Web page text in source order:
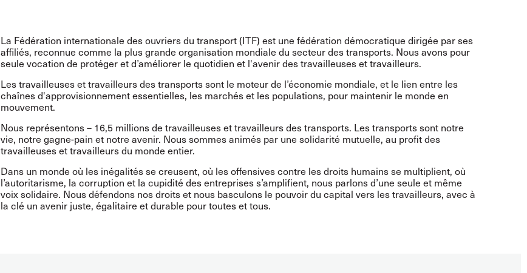
La Fédération internationale des ouvriers du transport (ITF) est une fédération démocratique dirigée par ses
affiliés, reconnue comme la plus grande organisation mondiale du secteur des transports. Nous avons pour
seule vocation de protéger et d’améliorer le quotidien et l'avenir des travailleuses et travailleurs.
Les travailleuses et travailleurs des transports sont le moteur de l’économie mondiale, et le lien entre les
chaînes d'approvisionnement essentielles, les marchés et les populations, pour maintenir le monde en
mouvement.
Nous représentons – 16,5 millions de travailleuses et travailleurs des transports. Les transports sont notre
vie, notre gagne-pain et notre avenir. Nous sommes animés par une solidarité mutuelle, au profit des
travailleuses et travailleurs du monde entier.
Dans un monde où les inégalités se creusent, où les offensives contre les droits humains se multiplient, où
l’autoritarisme, la corruption et la cupidité des entreprises s’amplifient, nous parlons d’une seule et même
voix solidaire. Nous défendons nos droits et nous basculons le pouvoir du capital vers les travailleurs, avec à
la clé un avenir juste, égalitaire et durable pour toutes et tous.